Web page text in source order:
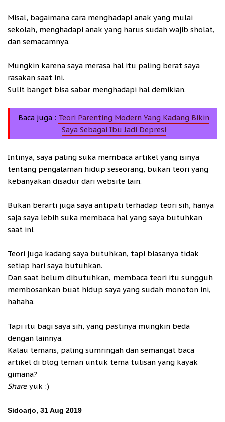
Misal, bagaimana cara menghadapi anak yang mulai
sekolah, menghadapi anak yang harus sudah wajib sholat,
dan semacamnya.
Mungkin karena saya merasa hal itu paling berat saya
rasakan saat ini.
Sulit banget bisa sabar menghadapi hal demikian.
Baca juga : Teori Parenting Modern Yang Kadang Bikin
Saya Sebagai Ibu Jadi Depresi
Intinya, saya paling suka membaca artikel yang isinya
tentang pengalaman hidup seseorang, bukan teori yang
kebanyakan disadur dari website lain.
Bukan berarti juga saya antipati terhadap teori sih, hanya
saja saya lebih suka membaca hal yang saya butuhkan
saat ini.
Teori juga kadang saya butuhkan, tapi biasanya tidak
setiap hari saya butuhkan.
Dan saat belum dibutuhkan, membaca teori itu sungguh
membosankan buat hidup saya yang sudah monoton ini,
hahaha.
Tapi itu bagi saya sih, yang pastinya mungkin beda
dengan lainnya.
Kalau temans, paling sumringah dan semangat baca
artikel di blog teman untuk tema tulisan yang kayak
gimana?
Share yuk :)
Sidoarjo, 31 Aug 2019